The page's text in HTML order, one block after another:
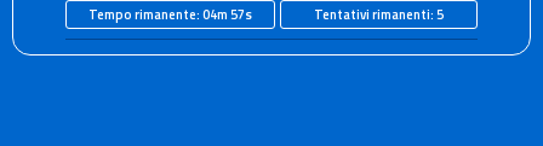
Tempo rimanente:04m 57s Tentativi rimanenti:5